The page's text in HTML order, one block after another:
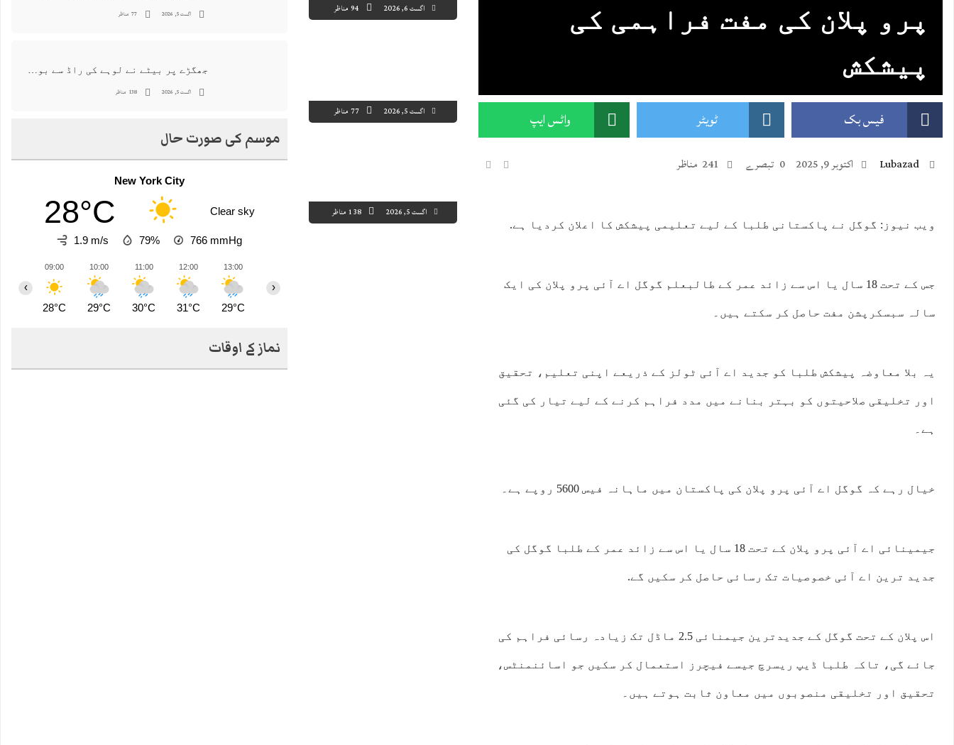
اگست 6, 2026 94 مناظر
اگست 5, 2026 77 مناظر
اگست 5, 2026 138 مناظر
پرو پلان کی مفت فراہمی کی
پیشکش
فیس بک ٹویٹر واٹس ایپ
Lubazad اکتوبر 9, 2025 0 تبصرے 241 مناظر
ویب نیوز: گوگل نے پاکستانی طلبا کے لیے تعلیمی پیشکش کا اعلان کردیا ہے.
جس کے تحت 18 سال یا اس سے زائد عمر کے طالبعلم گوگل اے آئی پرو پلان کی ایک
سالہ سبسکرپشن مفت حاصل کر سکتے ہیں۔
یہ بلا معاوضہ پیشکش طلبا کو جدید اے آئی ٹولز کے ذریعے اپنی تعلیم، تحقیق
اور تخلیقی صلاحیتوں کو بہتر بنانے میں مدد فراہم کرنے کے لیے تیار کی گئی
ہے۔
خیال رہے کہ گوگل اے آئی پرو پلان کی پاکستان میں ماہانہ فیس 5600 روپے ہے۔
جیمینائی اے آئی پرو پلان کے تحت 18 سال یا اس سے زائد عمر کے طلبا گوگل کی
جدید ترین اے آئی خصوصیات تک رسائی حاصل کر سکیں گے.
اس پلان کے تحت گوگل کے جدیدترین جیمنائی 2.5 ماڈل تک زیادہ رسائی فراہم کی
جائے گی، تاکہ طلبا ڈیپ ریسرچ جیسے فیچرز استعمال کر سکیں جو اسائنمنٹس،
تحقیق اور تخلیقی منصوبوں میں معاون ثابت ہوتے ہیں۔
اگست 5, 2026 77 مناظر
جھگڑے پر بیٹے نے لوہے کی راڈ سے بوڑھی ماں اور ہمسائی کو قتل کردیا
اگست 5, 2026 138 مناظر
موسم کی صورت حال
New York City
28°C Clear sky
1.9 m/s 79% 766 mmHg
09:00
28°C
10:00
29°C
11:00
30°C
12:00
31°C
13:00
29°C 25°C 25°C
‹ ›
نماز کے اوقات